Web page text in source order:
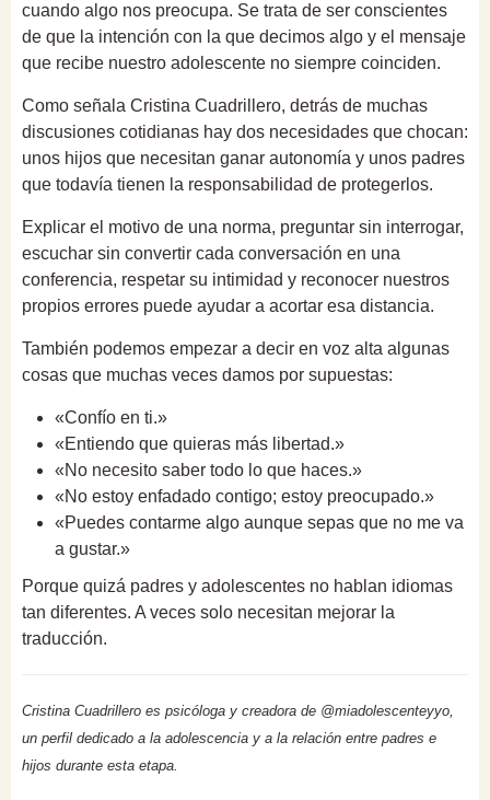
cuando algo nos preocupa. Se trata de ser conscientes
de que la intención con la que decimos algo y el mensaje
que recibe nuestro adolescente no siempre coinciden.
Como señala Cristina Cuadrillero, detrás de muchas
discusiones cotidianas hay dos necesidades que chocan:
unos hijos que necesitan ganar autonomía y unos padres
que todavía tienen la responsabilidad de protegerlos.
Explicar el motivo de una norma, preguntar sin interrogar,
escuchar sin convertir cada conversación en una
conferencia, respetar su intimidad y reconocer nuestros
propios errores puede ayudar a acortar esa distancia.
También podemos empezar a decir en voz alta algunas
cosas que muchas veces damos por supuestas:
«Confío en ti.»
«Entiendo que quieras más libertad.»
«No necesito saber todo lo que haces.»
«No estoy enfadado contigo; estoy preocupado.»
«Puedes contarme algo aunque sepas que no me va
a gustar.»
Porque quizá padres y adolescentes no hablan idiomas
tan diferentes. A veces solo necesitan mejorar la
traducción.
Cristina Cuadrillero es psicóloga y creadora de @miadolescenteyyo,
un perfil dedicado a la adolescencia y a la relación entre padres e
hijos durante esta etapa.